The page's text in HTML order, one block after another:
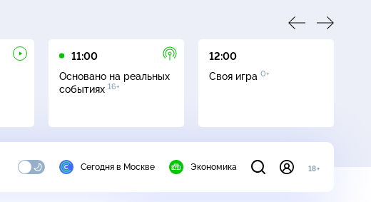
11:00
Основано на реальных
событиях 16+
12:00
Своя игра 0+
Сегодня в Москве Экономика 18+